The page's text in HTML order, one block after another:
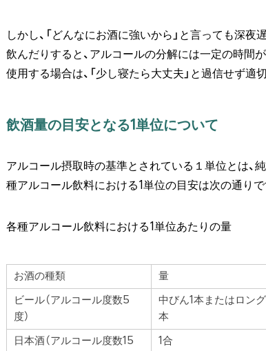
しかし、「どんなにお酒に強いから」と言っても深夜
飲んだりすると、アルコールの分解には一定の時間
使用する場合は、「少し寝たら大丈夫」と過信せず適
飲酒量の目安となる1単位について
アルコール摂取時の基準とされている１単位とは、
種アルコール飲料における1単位の目安は次の通りで
各種アルコール飲料における1単位あたりの量
お酒の種類 量
ビール（アルコール度数5
度）
中びん1本またはロング
本
日本酒（アルコール度数15
1合